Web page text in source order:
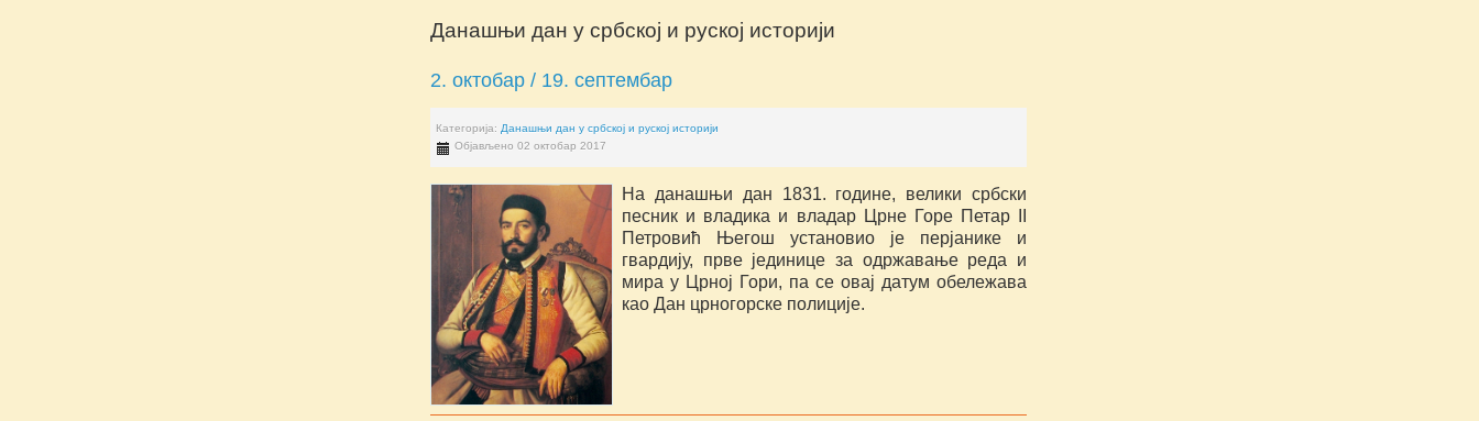
Данашњи дан у србској и руској историји
2. октобар / 19. септембар
Категорија: Данашњи дан у србској и руској историји
Објављено 02 октобар 2017
На данашњи дан 1831. године, велики србски
песник и владика и владар Црне Горе Петар II
Петровић Његош установио је перјанике и
гвардију, прве јединице за одржавање реда и
мира у Црној Гори, па се овај датум обележава
као Дан црногорске полиције.